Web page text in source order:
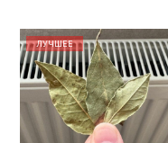
ЛУЧШЕЕ